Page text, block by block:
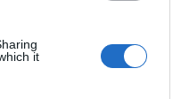
it